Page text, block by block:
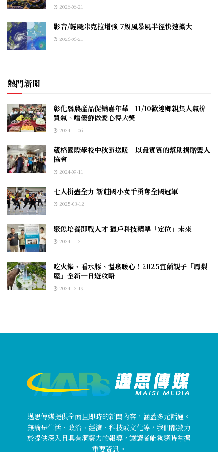
2026-06-21
影音/輕颱米克拉增強 7級風暴風半徑快速擴大
2026-06-21
熱門新聞
彰化縣農產品促銷嘉年華 11/10歡迎鄉親集人氣拚
買氣、嚐優鮮做愛心得大獎
2024-11-06
葳格國際學校中秋節送暖 以最實質的幫助捐贈聾人
協會
2024-09-11
七人拼盡全力 新莊國小女手勇奪全國冠軍
2025-03-12
聚焦培養即戰人才 獵戶科技精準「定位」未來
2024-11-21
吃火鍋、看水豚、溫泉暖心！2025宜蘭親子「鳳梨
屋」全新一日遊攻略
2024-12-19
邁思傳媒提供全面且即時的新聞內容，涵蓋多元話題。
無論是生活、政治、經濟、科技或文化等，我們都致力
於提供深入且具有洞察力的報導，讓讀者能夠隨時掌握
重要資訊。